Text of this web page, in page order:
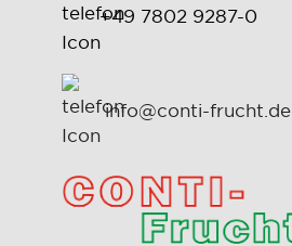
+49 7802 9287-0
info@conti-frucht.de